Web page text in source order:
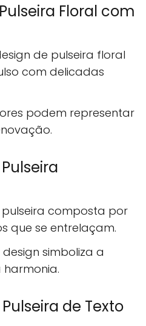
Floral com
de pulseira floral
com delicadas
podem representar
pulseira composta por
que se entrelaçam.
design simboliza a
harmonia.
de Texto